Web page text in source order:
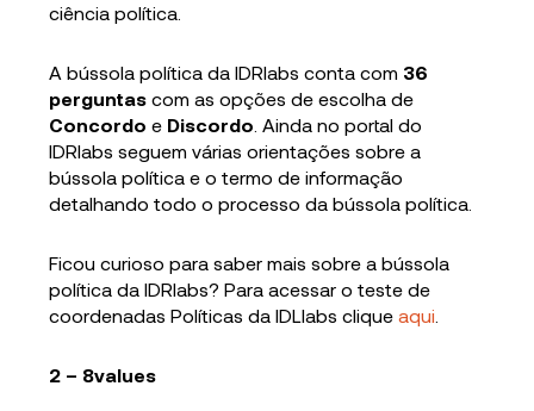
ciência política.
A bússola política da IDRlabs conta com 36
perguntas com as opções de escolha de
Concordoe Discordo . Ainda no portal do
IDRlabs seguem várias orientações sobre a
bússola política e o termo de informação
detalhando todo o processo da bússola política.
Ficou curioso para saber mais sobre a bússola
política da IDRlabs? Para acessar o teste de
coordenadas Políticas da IDLlabs cliqueaqui
2 – 8values